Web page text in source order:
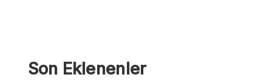
Son Eklenenler